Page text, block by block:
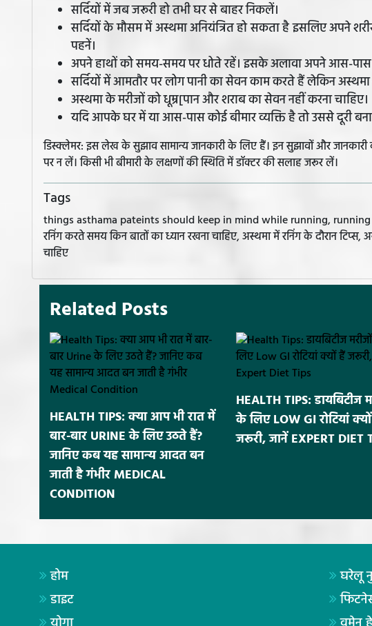
सर्दियों में जब जरूरी हो तभी घर से बाहर निकलें।
सर्दियों के मौसम में अस्थमा अनियंत्रित हो सकता है इसलिए अपने
पहनें।
अपने हाथों को समय-समय पर धोते रहें। इसके अलावा अपने आस-
सर्दियों में आमतौर पर लोग पानी का सेवन काम करते हैं लेकिन अस्थमा के
अस्थमा के मरीजों को धूम्र[पान और शराब का सेवन नहीं करना चाहिए।
यदि आपके घर में या आस-पास कोई बीमार व्यक्ति है तो उससे दूरी
डिस्क्लेमर: इस लेख के सुझाव सामान्य जानकारी के लिए हैं। इन सुझावों और
पर न लें। किसी भी बीमारी के लक्षणों की स्थिति में डॉक्टर की सलाह जरूर लें।
Tags
things asthama pateints should keep in mind while running,
रनिंग करते समय किन बातों का ध्यान रखना चाहिए, अस्थमा में रनिंग के दौरान
चाहिए
Related Posts
HEALTH TIPS: क्या आप भी रात में
बार-बार URINE के लिए उठते हैं?
जानिए कब यह सामान्य आदत बन
जाती है गंभीर MEDICAL
CONDITION
HEALTH TIPS: डायबिटीज
के लिए LOW GI रोटियां
जरूरी, जानें EXPERT DIET
होम
डाइट
घरेलू